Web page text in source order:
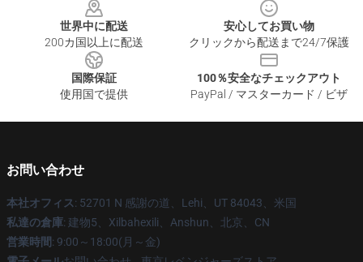
世界中に配送
200カ国以上に配送
安心してお買い物
クリックから配送まで24/7保護
国際保証
使用国で提供
100％安全なチェックアウト
PayPal / マスターカード / ビザ
お問い合わせ
本社オフィス: 52701 N 感謝の道、Lehi、UT 84043、米国
私達の倉庫: 建物5、Xilbahexili、Anshun、北京、CN
営業時間: 9:00～18:00(月～金)